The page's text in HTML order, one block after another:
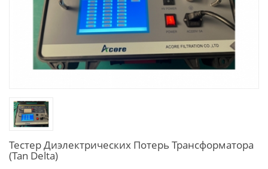
Тестер Диэлектрических Потерь Трансформатора
(Tan Delta)